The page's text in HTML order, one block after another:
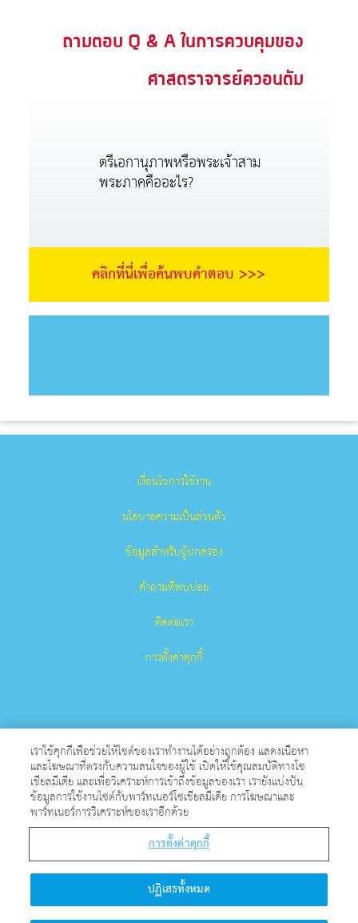
ถามตอบ Q & A ในการควบคุมของ
ศาสตราจารย์ควอนตัม
ตรีเอกานุภาพหรือพระเจ้าสาม
พระภาคคืออะไร?
คลิกที่นี่เพื่อค้นพบคำตอบ >>>
เงื่อนไขการใช้งาน
นโยบายความเป็นส่วนตัว
ข้อมูลสำหรับผู้ปกครอง
คำถามที่พบบ่อย
ติดต่อเรา
การตั้งค่าคุกกี้
Superbook เป็นเครื่องหมายการค้าจดทะเบียนของ The Christian
Broadcasting Network, Inc. องค์กรการกุศลที่ไม่แสวงหาผลกําไร
501 (c)(3)
สงวนลิขสิทธิ์.
เกี่ยวกับ CBN
© Copyright 2026 The Christian Broadcasting Network.
เราใช้คุกกี้เพื่อช่วยให้ไซต์ของเราทำงานได้อย่างถูกต้อง แสดงเนื้อหา
และโฆษณาที่ตรงกับความสนใจของผู้ใช้ เปิดให้ใช้คุณสมบัติทางโซ
เชียลมีเดีย และเพื่อวิเคราะห์การเข้าถึงข้อมูลของเรา เรายังแบ่งปัน
ข้อมูลการใช้งานไซต์กับพาร์ทเนอร์โซเชียลมีเดีย การโฆษณาและ
พาร์ทเนอร์การวิเคราะห์ของเราอีกด้วย
การตั้งค่าคุกกี้
ปฏิเสธทั้งหมด